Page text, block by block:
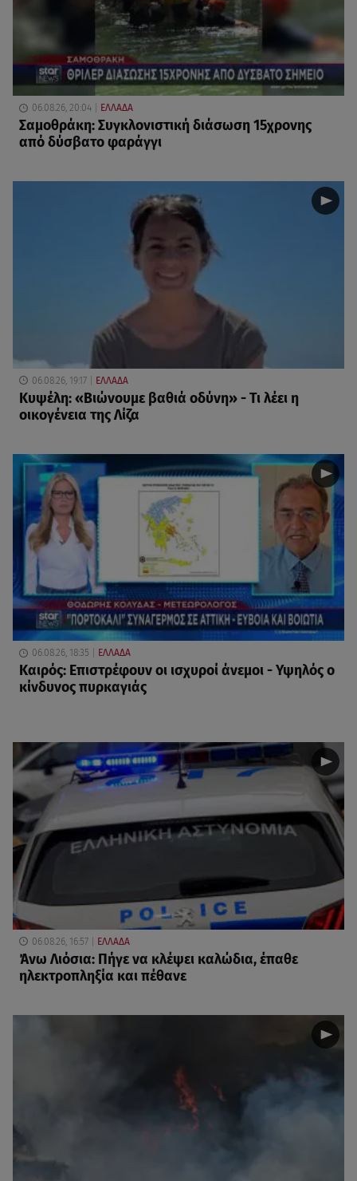
06.08.26, 20:04 ΕΛΛΑΔΑ
Σαμοθράκη: Συγκλονιστική διάσωση 15χρονης
από δύσβατο φαράγγι
06.08.26, 19:17 ΕΛΛΑΔΑ
Κυψέλη: «Βιώνουμε βαθιά οδύνη» - Τι λέει η
οικογένεια της Λίζα
06.08.26, 18:35 ΕΛΛΑΔΑ
Καιρός: Επιστρέφουν οι ισχυροί άνεμοι - Υψηλός ο
κίνδυνος πυρκαγιάς
06.08.26, 16:57 ΕΛΛΑΔΑ
Άνω Λιόσια: Πήγε να κλέψει καλώδια, έπαθε
ηλεκτροπληξία και πέθανε